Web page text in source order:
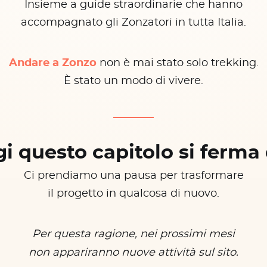
Insieme a guide straordinarie che hanno
accompagnato gli Zonzatori in tutta Italia.
Andare a Zonzonon è mai stato solo trekking.
È stato un modo di vivere.
questo capitolo si ferma
Ci prendiamo una pausa per trasformare
il progetto in qualcosa di nuovo.
Per questa ragione, nei prossimi mesi
non appariranno nuove attività sul sito.